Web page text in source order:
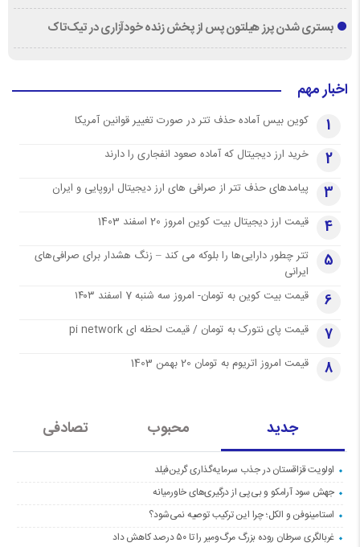
بستری شدن پرز هیلتون پس از پخش زنده خودآزاری در تیک‌تاک
اخبار مهم
1 کوین بیس آماده حذف تتر در صورت تغییر قوانین آمریکا
2 خرید ارز دیجیتال که آماده صعود انفجاری را دارند
3 پیامدهای حذف تتر از صرافی های ارز دیجیتال اروپایی و ایران
4 قیمت ارز دیجیتال بیت کوین امروز 20 اسفند 1403
5
تتر چطور دارایی‌ها را بلوکه می کند – زنگ هشدار برای صرافی‌های
ایرانی
6 قیمت بیت کوین به تومان- امروز سه شنبه 7 اسفند ۱۴۰۳
7 قیمت پای نتورک به تومان / قیمت لحظه ای pi network
8 قیمت امروز اتریوم به تومان 20 بهمن 1403
جدید محبوب تصادفی
اولویت قزاقستان در جذب سرمایه‌گذاری گرین‌فیلد
جهش سود آرامکو و بی‌پی از درگیری‌های خاورمیانه
استامینوفن و الکل؛ چرا این ترکیب توصیه نمی‌شود؟
غربالگری سرطان روده بزرگ مرگ‌ومیر را تا ۵۰ درصد کاهش داد